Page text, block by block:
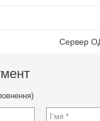
Сервер